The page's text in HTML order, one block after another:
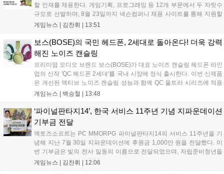
할 인재를 채용한다. 게임기획, 프로그래밍 등 12개 부문에서 두 자릿수
규모로 선발하며, 8월 23일까지 넥슨컴퍼니 채용 사이트를 통해 지원할
수 있다. 채용 절차는 서울지사에서 진행하는 원데이 면접으로 간소화되
어진다. 윤명진 대표는 이번 채용을 통해 서비스 품질을 높이겠다고 밝
혔다....
게임뉴스 | 김찬휘 | 13:51
보스(BOSE)의 국민 헤드폰, 2세대로 돌아온다! 더욱 강력
해진 노이즈 캔슬링
프리미엄 오디오 브랜드 보스(BOSE)가 대표 노이즈 캔슬링 헤드폰 라인
업의 신작 'QC 헤드폰 2세대'를 국내 시장에 정식 출시한다. 이번 신제품
은 개선된 액티브 노이즈 캔슬링 성능과 함께 QC 울트라 시리즈에 적용
되었던 공간 음향 기술인 '보스 몰입 오디오', USB-C 무손실 오디오 지원
것이 특징이다....
게임뉴스 | 백승철 | 13:48
‘파이널판타지14’, 한국 서비스 11주년 기념 지파운데이션
기부금 전달
액토즈소프트는 PC MMORPG 파이널판타지14의 서비스 11주년을 기
념해 지난 7월 30일 지파운데이션에 후원금 1,000만 원을 전달했다. 이
번 기부금은 빛의 전사 일동의 이름으로 전달되었으며, 자립준비청년들
을 위한 생활비와 교육비 지원 등 다양한 복지 사업에 사용될 예정이다.
게임뉴스 | 김찬휘 | 12:06